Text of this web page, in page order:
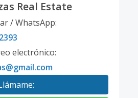
Real Estate
/ WhatsApp:
electrónico:
: